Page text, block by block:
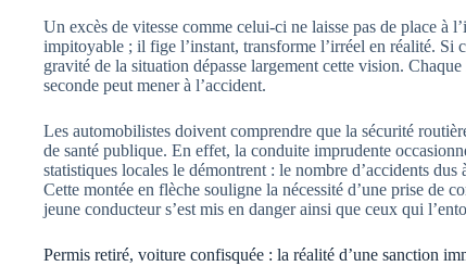
Un excès de vitesse comme celui-ci ne laisse pas de place à
impitoyable ; il fige l’instant, transforme l’irréel en réalité.
gravité de la situation dépasse largement cette vision.
seconde peut mener à l’accident.
Les automobilistes doivent comprendre que la sécurité
de santé publique. En effet, la conduite imprudente
statistiques locales le démontrent : le nombre d’accidents dus
Cette montée en flèche souligne la nécessité d’une prise de
jeune conducteur s’est mis en danger ainsi que ceux qui
Permis retiré, voiture confisquée : la réalité d’une sanction